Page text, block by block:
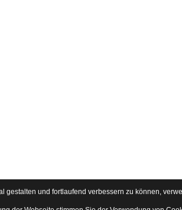
gestalten und fortlaufend verbessern zu können,